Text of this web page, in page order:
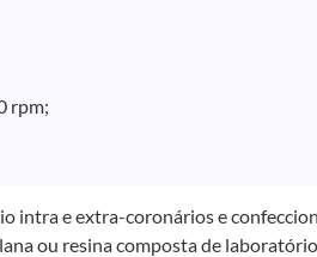
rpm;
intra e extra-coronários e
ou resina composta de